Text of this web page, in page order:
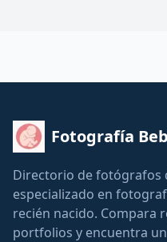
Fotografía
Directorio de fotógrafos
especializado en
recién nacido. Compara
portfolios y encuentra